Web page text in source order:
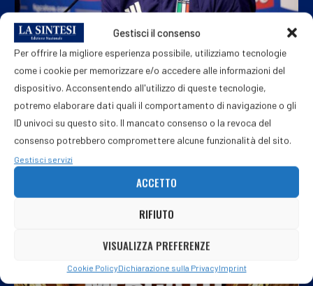
Gestisci il consenso
Per offrire la migliore esperienza possibile, utilizziamo tecnologie
come i cookie per memorizzare e/o accedere alle informazioni del
dispositivo. Acconsentendo all'utilizzo di queste tecnologie,
potremo elaborare dati quali il comportamento di navigazione o gli
ID univoci su questo sito. Il mancato consenso o la revoca del
consenso potrebbero compromettere alcune funzionalità del sito.
Gestisci servizi
ACCETTO
RIFIUTO
VISUALIZZA PREFERENZE
Cookie PolicyDichiarazione sulla PrivacyImprint
Aveva portato l’Italia sul podio d’Europa: Mancini è...
28 Luglio 2026